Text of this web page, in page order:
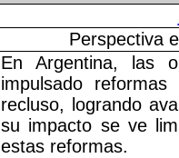
Perspectiva
En Argentina, las
impulsado
recluso, logrando
su impacto se ve
estas reformas.